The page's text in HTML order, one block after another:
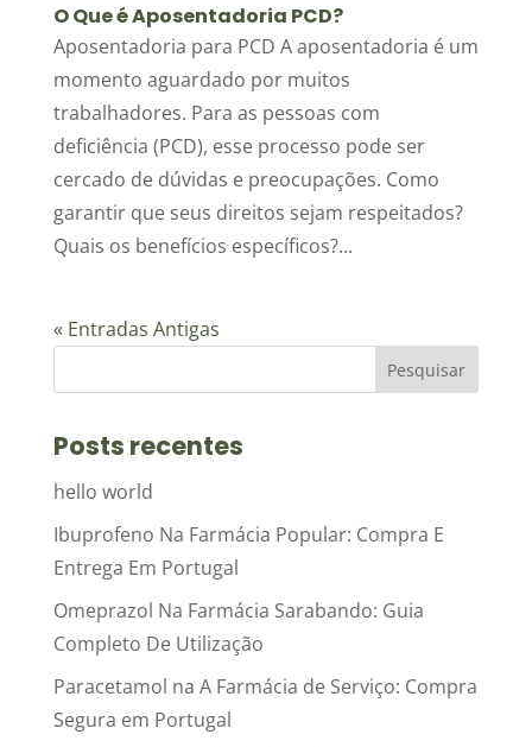
O Que é Aposentadoria PCD?
Aposentadoria para PCD A aposentadoria é um
momento aguardado por muitos
trabalhadores. Para as pessoas com
deficiência (PCD), esse processo pode ser
cercado de dúvidas e preocupações. Como
garantir que seus direitos sejam respeitados?
Quais os benefícios específicos?...
« Entradas Antigas
Posts recentes
hello world
Ibuprofeno Na Farmácia Popular: Compra E
Entrega Em Portugal
Omeprazol Na Farmácia Sarabando: Guia
Completo De Utilização
Paracetamol na A Farmácia de Serviço: Compra
Segura em Portugal